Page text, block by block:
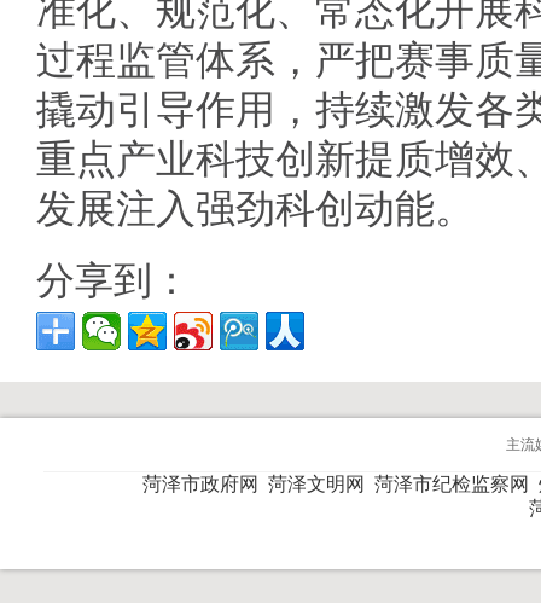
准化、规范化、常态化开展
过程监管体系，严把赛事质
撬动引导作用，持续激发各
重点产业科技创新提质增效
发展注入强劲科创动能。
分享到：
主流
菏泽市政府网 菏泽文明网 菏泽市纪检监察网